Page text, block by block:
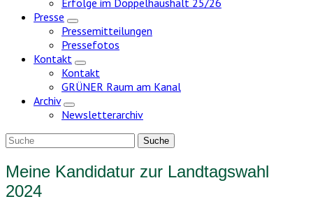
Erfolge im Doppelhaushalt 25/26
Presse
Zeige
Untermenü
Pressemitteilungen
Pressefotos
Kontakt
Zeige
Untermenü
Kontakt
GRÜNER Raum am Kanal
Archiv
Zeige
Untermenü
Newsletterarchiv
Meine Kandidatur zur Landtagswahl
2024